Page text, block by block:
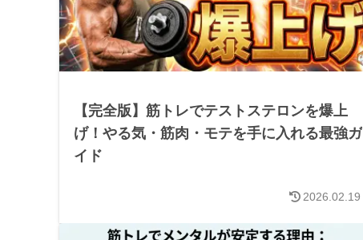
【完全版】筋トレでテストステロンを爆上
げ！やる気・筋肉・モテを手に入れる最強ガ
イド
2026.02.19